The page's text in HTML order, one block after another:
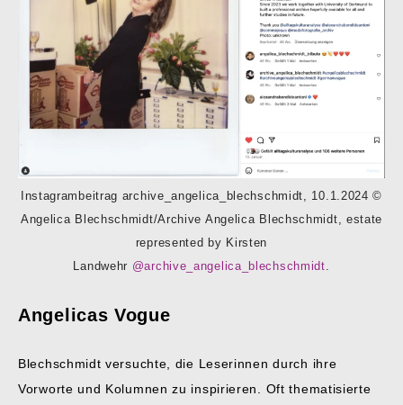
Instagrambeitrag archive_angelica_blechschmidt, 10.1.2024 ©
Angelica Blechschmidt/Archive Angelica Blechschmidt, estate
represented by Kirsten
Landwehr @archive_angelica_blechschmidt
Angelicas Vogue
Blechschmidt versuchte, die Leserinnen durch ihre
Vorworte und Kolumnen zu inspirieren. Oft thematisierte